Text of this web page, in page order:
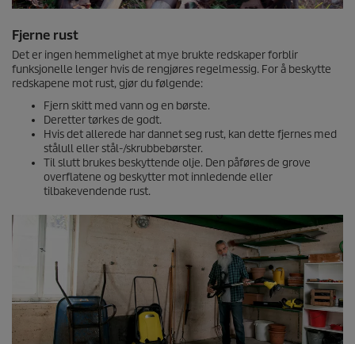
Fjerne rust
Det er ingen hemmelighet at mye brukte redskaper forblir
funksjonelle lenger hvis de rengjøres regelmessig. For å beskytte
redskapene mot rust, gjør du følgende:
Fjern skitt med vann og en børste.
Deretter tørkes de godt.
Hvis det allerede har dannet seg rust, kan dette fjernes med
stålull eller stål-/skrubbebørster.
Til slutt brukes beskyttende olje. Den påføres de grove
overflatene og beskytter mot innledende eller
tilbakevendende rust.